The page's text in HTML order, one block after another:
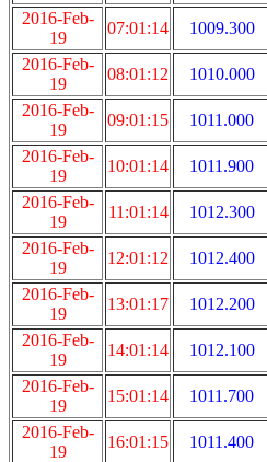
2016-Feb-
19
07:01:14 1009.300
2016-Feb-
19
08:01:12 1010.000
2016-Feb-
19
09:01:15 1011.000
2016-Feb-
19
10:01:14 1011.900
2016-Feb-
19
11:01:14 1012.300
2016-Feb-
19
12:01:12 1012.400
2016-Feb-
19
13:01:17 1012.200
2016-Feb-
19
14:01:14 1012.100
2016-Feb-
19
15:01:14 1011.700
2016-Feb-
19
16:01:15 1011.400